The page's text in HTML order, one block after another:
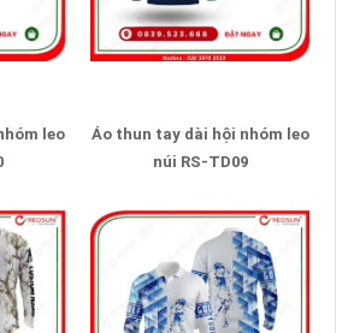
leo
Áo thun tay dài hội nhóm leo
núi RS-TD09